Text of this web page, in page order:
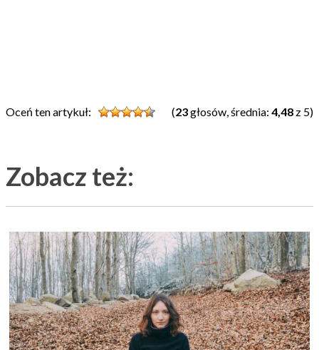
Oceń ten artykuł: (23głosów, średnia: 4,48 z 5)
Zobacz też: